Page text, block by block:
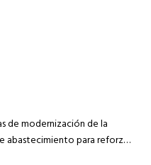
de modernización de la
abastecimiento para reforzar
Córdoba